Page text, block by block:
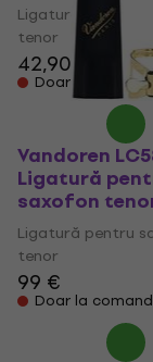
Ligatură pentru
tenor
42,90 €
Doar la
Vandoren
Ligatură
saxofon
Ligatură pentru
tenor
99 €
Doar la